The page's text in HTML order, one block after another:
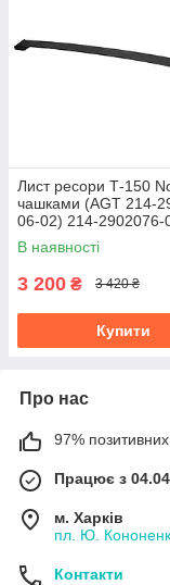
Лист ресори Т-150
чашками (AGT 214-
06-02) 214-2902076-
В наявності
3 200 ₴ 3 420 ₴
Купити
Про нас
97% позитивних
Працює з
м. Харків
пл. Ю.
Контакти